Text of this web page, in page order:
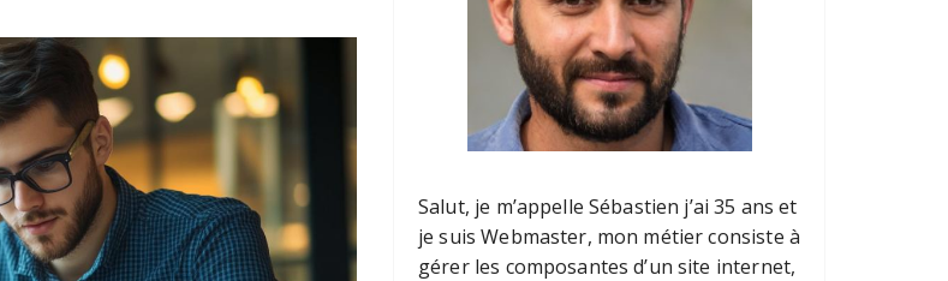
Salut, je m’appelle Sébastien j’ai 35 ans et
je suis Webmaster, mon métier consiste à
gérer les composantes d’un site internet,